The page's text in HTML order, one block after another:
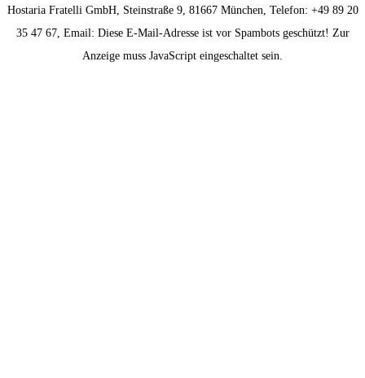
Hostaria Fratelli GmbH, Steinstraße 9, 81667 München, Telefon: +49 89 20
35 47 67, Email: Diese E-Mail-Adresse ist vor Spambots geschützt! Zur
Anzeige muss JavaScript eingeschaltet sein.